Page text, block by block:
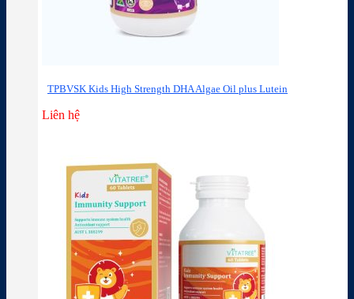
TPBVSK Kids High Strength DHA Algae Oil plus Lutein
Liên hệ